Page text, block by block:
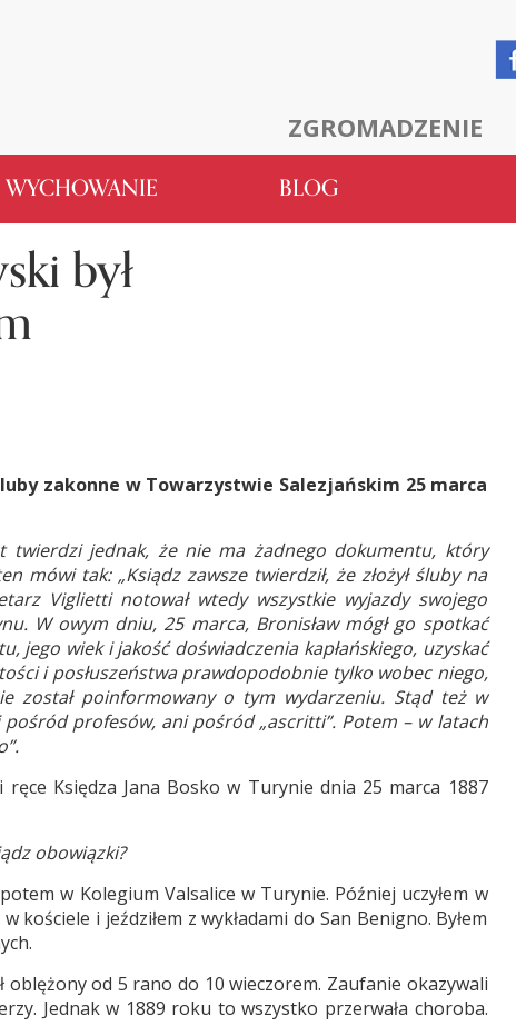
ZGROMADZENIE
WYCHOWANIE BLOG
był
zakonne w Towarzystwie Salezjańskim 25 marca
twierdzi jednak, że nie ma żadnego dokumentu, który
mówi tak: „Ksiądz zawsze twierdził, że złożył śluby na
Viglietti notował wtedy wszystkie wyjazdy swojego
W owym dniu, 25 marca, Bronisław mógł go spotkać
jego wiek i jakość doświadczenia kapłańskiego, uzyskać
i posłuszeństwa prawdopodobnie tylko wobec niego,
został poinformowany o tym wydarzeniu. Stąd też w
profesów, ani pośród „ascritti”. Potem – w latach
ręce Księdza Jana Bosko w Turynie dnia 25 marca 1887
obowiązki?
w Kolegium Valsalice w Turynie. Później uczyłem w
kościele i jeździłem z wykładami do San Benigno. Byłem
oblężony od 5 rano do 10 wieczorem. Zaufanie okazywali
Jednak w 1889 roku to wszystko przerwała choroba.